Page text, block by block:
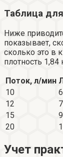
Таблица
Ниже
показывает,
сколько это в
плотность 1,84
Поток, л/мин
10
12
15
20
Учет